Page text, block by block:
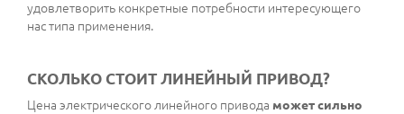
удовлетворить конкретные потребности интересующего
нас типа применения.
СКОЛЬКО СТОИТ ЛИНЕЙНЫЙ ПРИВОД?
Цена электрического линейного привода может сильно